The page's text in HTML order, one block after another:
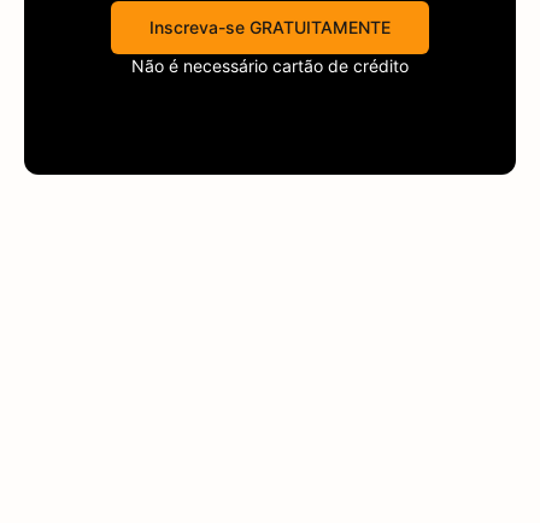
Inscreva-se GRATUITAMENTE
Não é necessário cartão de crédito